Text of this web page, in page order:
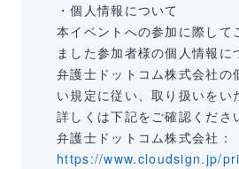
・個人情報について
本イベントへの参加に際して
ました参加者様の個人情報に
弁護士ドットコム株式会社の
い規定に従い、取り扱いをい
詳しくは下記をご確認くださ
弁護士ドットコム株式会社：
https://www.cloudsign.jp/